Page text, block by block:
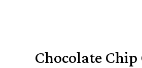
Chocolate Chip